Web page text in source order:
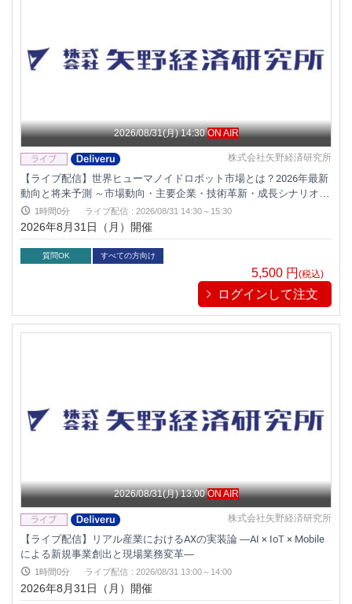
2026/08/31(月) 14:30ON AIR
株式会社矢野経済研究所
【ライブ配信】世界ヒューマノイドロボット市場とは？2026年最新
動向と将来予測 ～市場動向・主要企業・技術革新・成長シナリオを
読み解く～
1時間0分 ライブ配信 : 2026/08/31 14:30～15:30
2026年8月31日（月）開催
質問OK すべての方向け
5,500 円 (税込)
ログインして注文
2026/08/31(月) 13:00ON AIR
株式会社矢野経済研究所
【ライブ配信】リアル産業におけるAXの実装論 ―AI × IoT × Mobile
による新規事業創出と現場業務変革―
1時間0分 ライブ配信 : 2026/08/31 13:00～14:00
2026年8月31日（月）開催